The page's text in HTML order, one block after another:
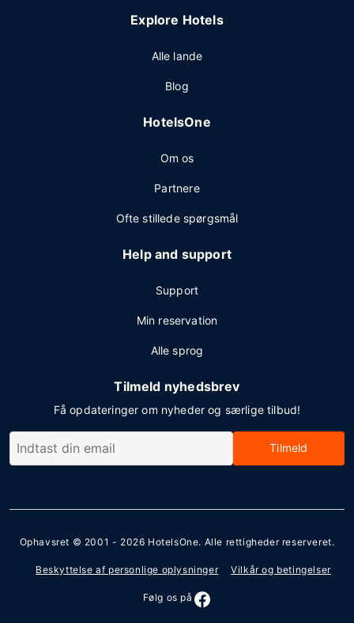
Explore Hotels
Alle lande
Blog
HotelsOne
Om os
Partnere
Ofte stillede spørgsmål
Help and support
Support
Min reservation
Alle sprog
Tilmeld nyhedsbrev
Få opdateringer om nyheder og særlige tilbud!
Tilmeld
Ophavsret © 2001 - 2026 HotelsOne. Alle rettigheder reserveret.
Beskyttelse af personlige oplysninger Vilkår og betingelser
Følg os på